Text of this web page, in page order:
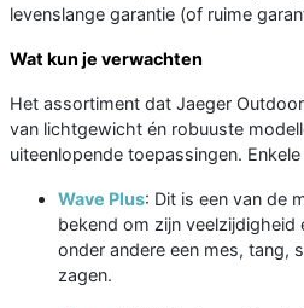
levenslange garantie (of ruime
Wat kun je verwachten
Het assortiment dat Jaeger
van lichtgewicht én robuuste
uiteenlopende toepassingen.
Wave Plus: Dit is een van de
bekend om zijn
onder andere een mes, tang,
zagen.